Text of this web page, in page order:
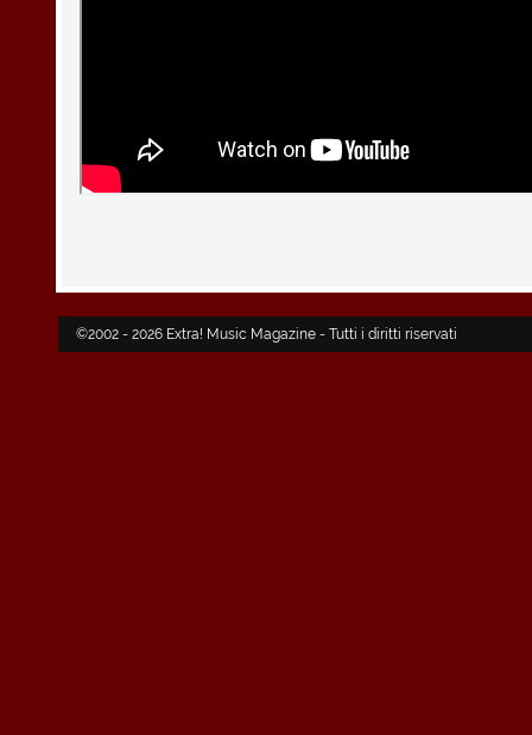
©2002 - 2026 Extra! Music Magazine - Tutti i diritti riservati